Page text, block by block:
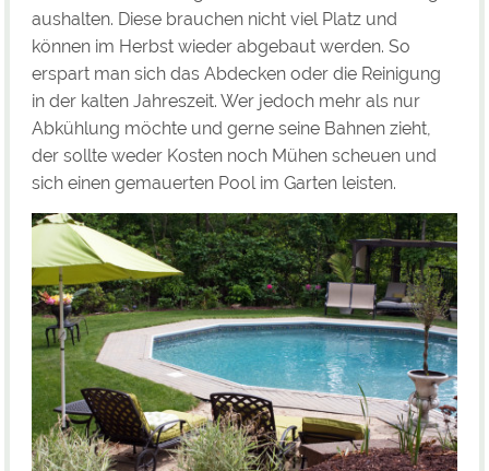
aushalten. Diese brauchen nicht viel Platz und
können im Herbst wieder abgebaut werden. So
erspart man sich das Abdecken oder die Reinigung
in der kalten Jahreszeit. Wer jedoch mehr als nur
Abkühlung möchte und gerne seine Bahnen zieht,
der sollte weder Kosten noch Mühen scheuen und
sich einen gemauerten Pool im Garten leisten.